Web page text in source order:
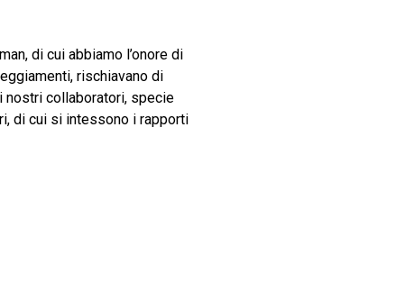
di cui abbiamo l’onore di
rischiavano di
nostri collaboratori, specie
di cui si intessono i rapporti